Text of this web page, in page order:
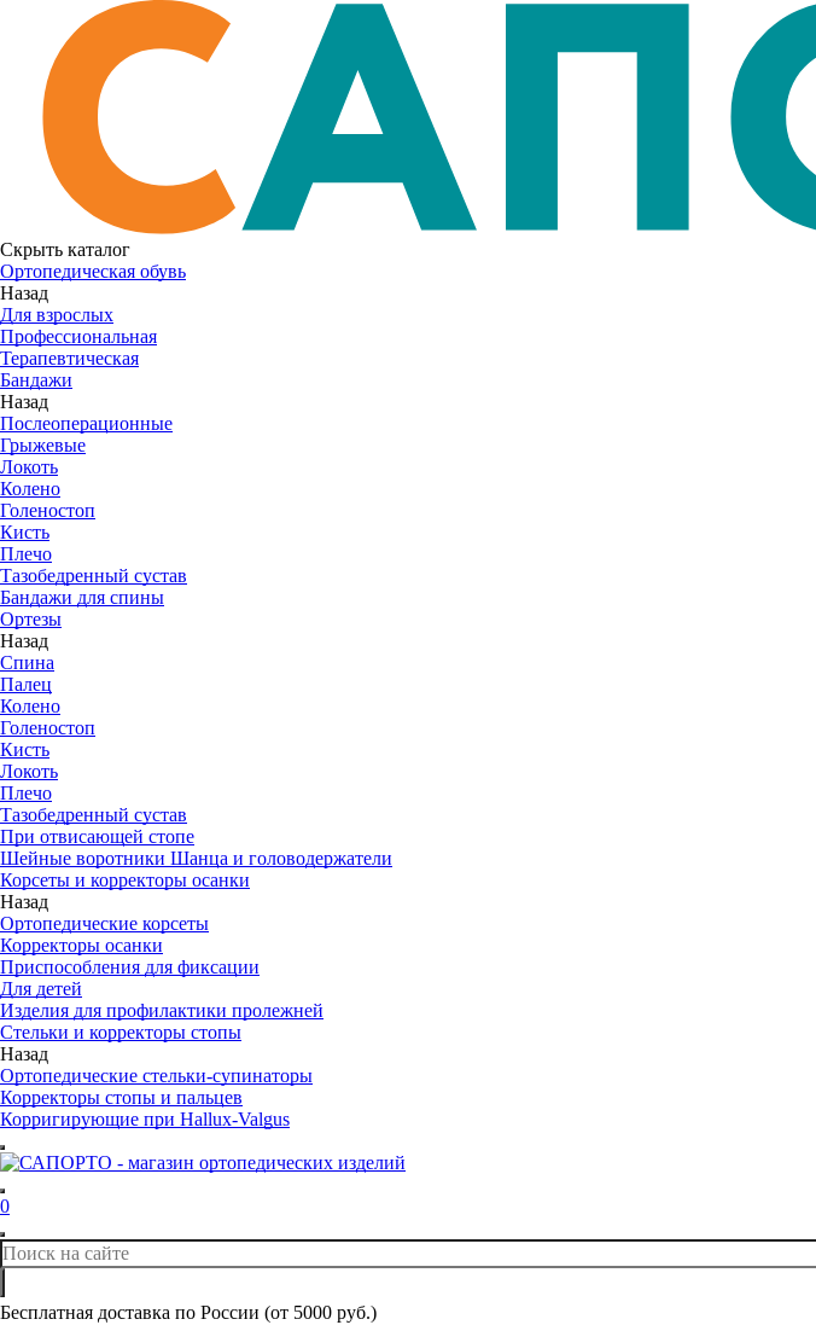
Скрыть каталог
Ортопедическая обувь
Назад
Для взрослых
Профессиональная
Терапевтическая
Бандажи
Назад
Послеоперационные
Грыжевые
Локоть
Колено
Голеностоп
Кисть
Плечо
Тазобедренный сустав
Бандажи для спины
Ортезы
Назад
Спина
Палец
Колено
Голеностоп
Кисть
Локоть
Плечо
Тазобедренный сустав
При отвисающей стопе
Шейные воротники Шанца и головодержатели
Корсеты и корректоры осанки
Назад
Ортопедические корсеты
Корректоры осанки
Приспособления для фиксации
Для детей
Изделия для профилактики пролежней
Стельки и корректоры стопы
Назад
Ортопедические стельки-супинаторы
Корректоры стопы и пальцев
Корригирующие при Hallux-Valgus
0
Бесплатная доставка по России (от 5000 руб.)